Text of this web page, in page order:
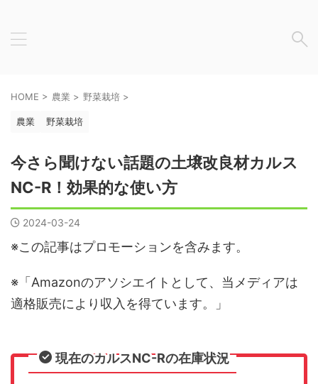
HOME > 農業 > 野菜栽培 >
農業 野菜栽培
今さら聞けない話題の土壌改良材カルス
NC-R！効果的な使い方
2024-03-24
※この記事はプロモーションを含みます。
※「Amazonのアソシエイトとして、当メディアは
適格販売により収入を得ています。」
現在のカルスNC-Rの在庫状況